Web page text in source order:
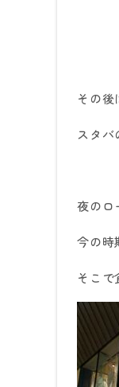
その後
スタバ
夜のロ
今の時
そこで